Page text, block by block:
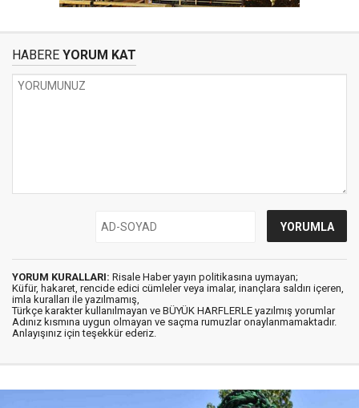
HABERE YORUM KAT
YORUM KURALLARI: Risale Haber yayın politikasına uymayan;
Küfür, hakaret, rencide edici cümleler veya imalar, inançlara saldırı içeren,
imla kuralları ile yazılmamış,
Türkçe karakter kullanılmayan ve BÜYÜK HARFLERLE yazılmış yorumlar
Adınız kısmına uygun olmayan ve saçma rumuzlar onaylanmamaktadır.
Anlayışınız için teşekkür ederiz.